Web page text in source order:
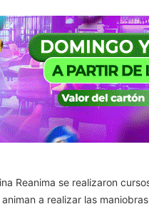
Reanima se realizaron
a realizar las